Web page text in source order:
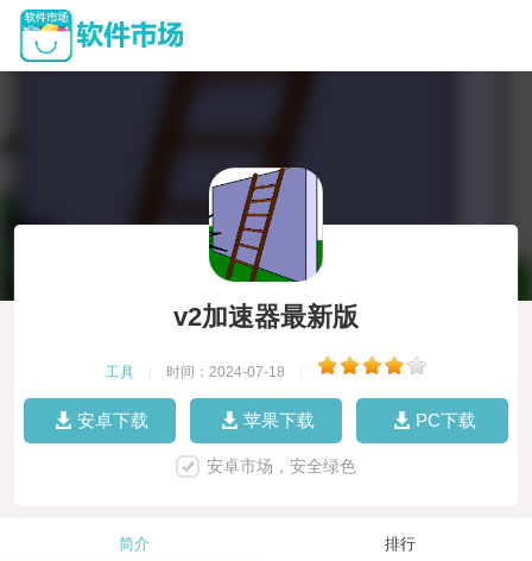
v2加速器最新版
工具 时间：2024-07-18
安卓下载 苹果下载 PC下载
安卓市场，安全绿色
简介 排行